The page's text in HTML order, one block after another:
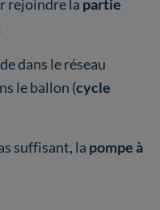
rejoindre la partie
dans le réseau
le ballon (cycle
suffisant, la pompe à